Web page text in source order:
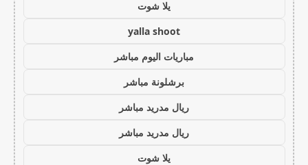
يلا شوت
yalla shoot
مباريات اليوم مباشر
برشلونة مباشر
ريال مدريد مباشر
ريال مدريد مباشر
يلا شوت